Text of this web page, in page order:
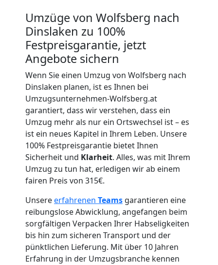
Umzüge von Wolfsberg nach
Dinslaken zu 100%
Festpreisgarantie, jetzt
Angebote sichern
Wenn Sie einen Umzug von Wolfsberg nach
Dinslaken planen, ist es Ihnen bei
Umzugsunternehmen-Wolfsberg.at
garantiert, dass wir verstehen, dass ein
Umzug mehr als nur ein Ortswechsel ist – es
ist ein neues Kapitel in Ihrem Leben. Unsere
100% Festpreisgarantie bietet Ihnen
Sicherheit und Klarheit. Alles, was mit Ihrem
Umzug zu tun hat, erledigen wir ab einem
fairen Preis von 315€.
Unsereerfahrenen Teams garantieren eine
reibungslose Abwicklung, angefangen beim
sorgfältigen Verpacken Ihrer Habseligkeiten
bis hin zum sicheren Transport und der
pünktlichen Lieferung. Mit über 10 Jahren
Erfahrung in der Umzugsbranche kennen
Wolfsberg
Umzug
für
Senioren
Wolfsberg
Fernumzug
Wolfsberg